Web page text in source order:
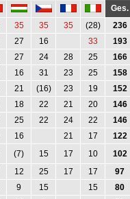
Ges.
35 35 35 (28)
236
27 16 33
193
27 24 28 25
166
16 31 23 25
158
21 (16) 23 19
152
18 22 21 20
146
25 22 24 22
146
16 21 17
122
(7) 15 17 10
102
12 25 17 17
97
9 15 15
80